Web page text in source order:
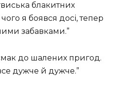
блакитних
я боявся досі, тепер
забавками.”
до шалених пригод.
дужче й дужче.”